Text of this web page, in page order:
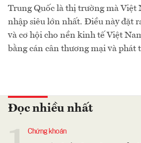
Trung Quốc là thị trường mà Việt
nhập siêu lớn nhất. Điều này đặt
và cơ hội cho nền kinh tế Việt
bằng cán cân thương mại và phát
Đọc nhiều nhất
Chứng khoán